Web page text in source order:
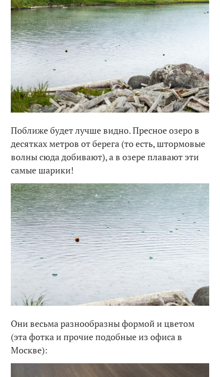
Поближе будет лучше видно. Пресное озеро в
десятках метров от берега (то есть, штормовые
волны сюда добивают), а в озере плавают эти
самые шарики!
Они весьма разнообразны формой и цветом
(эта фотка и прочие подобные из офиса в
Москве):